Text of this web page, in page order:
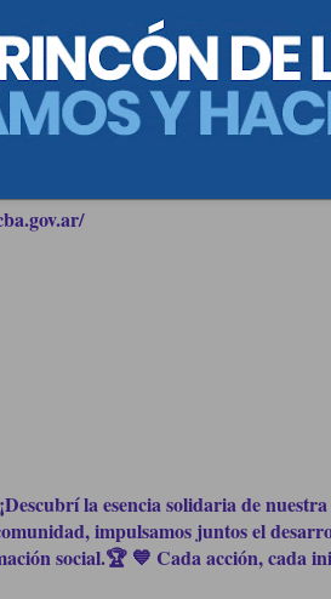
la esencia solidaria de
impulsamos juntos el
social.🏆 💙 Cada acción, cada